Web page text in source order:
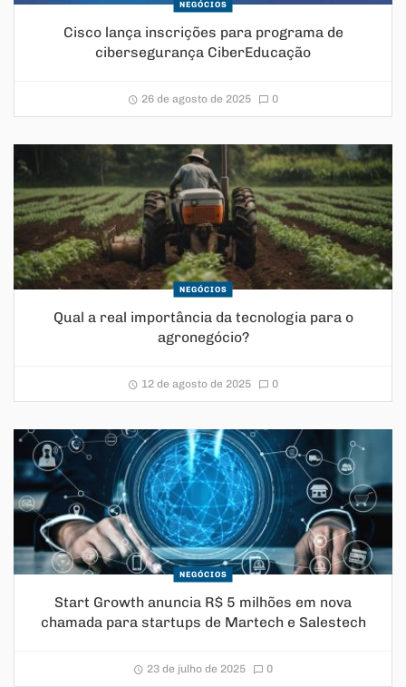
NEGÓCIOS
Cisco lança inscrições para programa de
cibersegurança CiberEducação
26 de agosto de 2025 0
NEGÓCIOS
Qual a real importância da tecnologia para o
agronegócio?
12 de agosto de 2025 0
NEGÓCIOS
Start Growth anuncia R$ 5 milhões em nova
chamada para startups de Martech e Salestech
23 de julho de 2025 0